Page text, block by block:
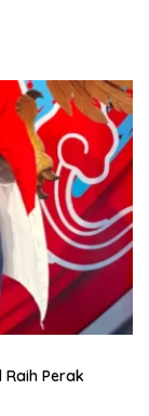
Perak